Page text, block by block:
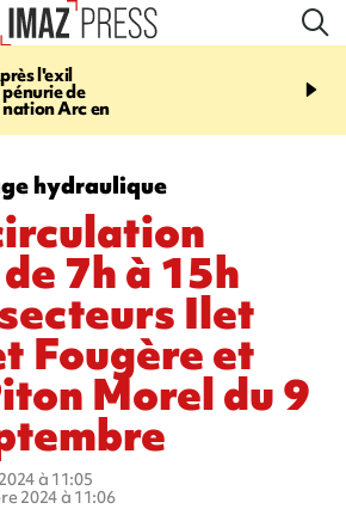
l'exil
de
Arc en
16:32
ans mis en examen et
hydraulique
7h à 15h
Ilet
Fougère et
Morel du 9
à 11:05
2024 à 11:06